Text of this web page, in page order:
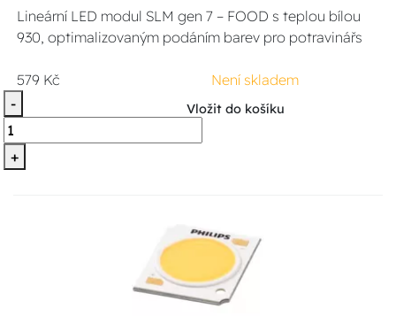
Lineární LED modul SLM gen 7 – FOOD s teplou bílou
930, optimalizovaným podáním barev pro potravinářs
579 Kč
Není skladem
-
+
Vložit do košíku